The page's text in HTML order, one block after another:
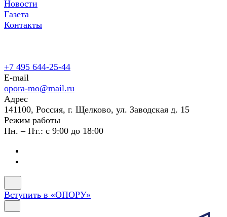
Новости
Газета
Контакты
+7 495 644-25-44
E-mail
opora-mo@mail.ru
Адрес
141100, Россия, г. Щелково, ул. Заводская д. 15
Режим работы
Пн. – Пт.: с 9:00 до 18:00
Вступить в «ОПОРУ»